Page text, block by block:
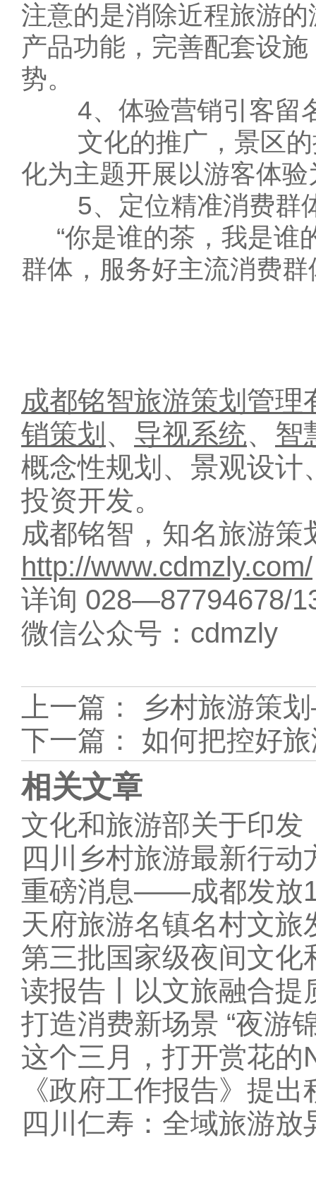
注意的是消除近程旅游
产品功能，完善配套设
势。
4、体验营销引客留
文化的推广，景区的
化为主题开展以游客体
5、定位精准消费群
“你是谁的茶，我是谁
群体，服务好主流消费
成都铭智旅游策划管理
销策划 、 导视系统、 智
概念性规划、景观设计
投资开发。
成都铭智，知名旅游
http://www.cdmzly.com/
详询 028—87794678/
微信公众号：cdmzly
上一篇：
乡村旅游策
下一篇： 如何把控好
相关文章
文化和旅游部关于印发
四川乡村旅游最新行动
重磅消息——成都发放
天府旅游名镇名村文
第三批国家级夜间文
读报告丨以文旅融合提
打造消费新场景 “夜游
这个三月，打开赏花的
《政府工作报告》提
四川仁寿：全域旅游